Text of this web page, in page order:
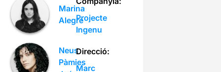
Marina
Alegre
Neus
Pàmies
Projecte
Ingenu
Direcció:
Marc